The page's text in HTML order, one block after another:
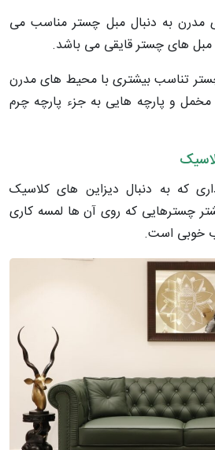
مدرن به دنبال مبل چستر مناسب می
مبل های چستر قایقی می باشد.
تناسب بیشتری با محیط های مدرن
و پارچه هایی به جزء پارچه چرم
که به دنبال دیزاین های کلاسیک
چسترهایی که روی آن ها لمسه کاری
خوبی است.